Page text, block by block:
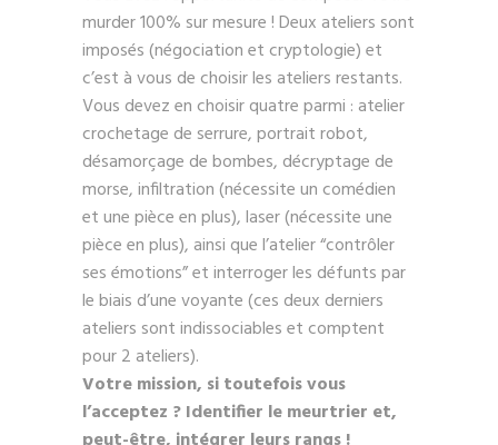
murder 100% sur mesure ! Deux ateliers sont
imposés (négociation et cryptologie) et
c’est à vous de choisir les ateliers restants.
Vous devez en choisir quatre parmi : atelier
crochetage de serrure, portrait robot,
désamorçage de bombes, décryptage de
morse, infiltration (nécessite un comédien
et une pièce en plus), laser (nécessite une
pièce en plus), ainsi que l’atelier “contrôler
ses émotions” et interroger les défunts par
le biais d’une voyante (ces deux derniers
ateliers sont indissociables et comptent
pour 2 ateliers).
Votre mission, si toutefois vous
l’acceptez ? Identifier le meurtrier et,